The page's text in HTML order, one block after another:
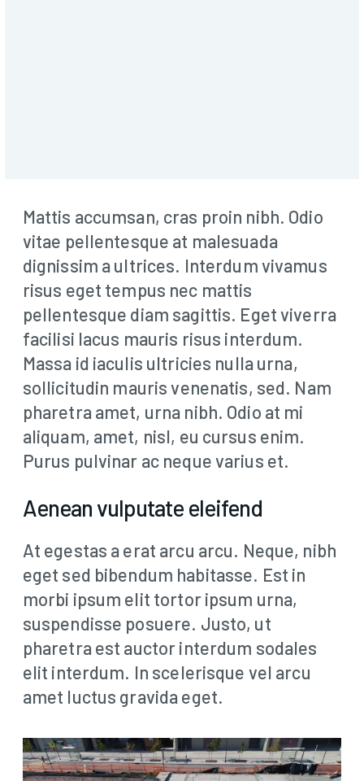
Mattis accumsan, cras proin nibh. Odio
vitae pellentesque at malesuada
dignissim a ultrices. Interdum vivamus
risus eget tempus nec mattis
pellentesque diam sagittis. Eget viverra
facilisi lacus mauris risus interdum.
Massa id iaculis ultricies nulla urna,
sollicitudin mauris venenatis, sed. Nam
pharetra amet, urna nibh. Odio at mi
aliquam, amet, nisl, eu cursus enim.
Purus pulvinar ac neque varius et.
Aenean vulputate eleifend
At egestas a erat arcu arcu. Neque, nibh
eget sed bibendum habitasse. Est in
morbi ipsum elit tortor ipsum urna,
suspendisse posuere. Justo, ut
pharetra est auctor interdum sodales
elit interdum. In scelerisque vel arcu
amet luctus gravida eget.